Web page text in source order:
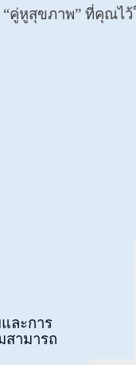
“คู่หูสุขภาพ” ที่คุณไว้
ละการ
สามารถ